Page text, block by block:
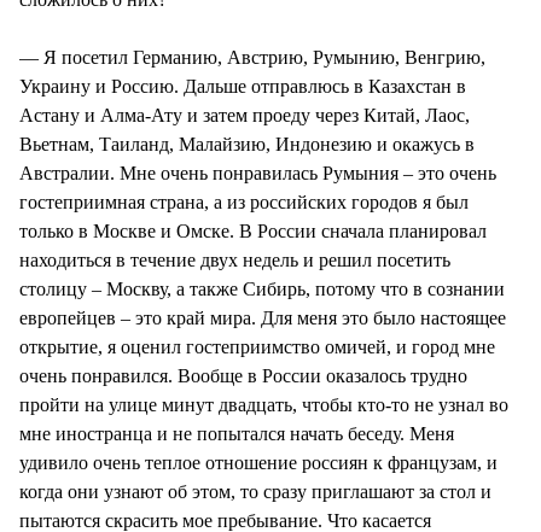
— Я посетил Германию, Австрию, Румынию, Венгрию,
Украину и Россию. Дальше отправлюсь в Казахстан в
Астану и Алма-Ату и затем проеду через Китай, Лаос,
Вьетнам, Таиланд, Малайзию, Индонезию и окажусь в
Австралии. Мне очень понравилась Румыния – это очень
гостеприимная страна, а из российских городов я был
только в Москве и Омске. В России сначала планировал
находиться в течение двух недель и решил посетить
столицу – Москву, а также Сибирь, потому что в сознании
европейцев – это край мира. Для меня это было настоящее
открытие, я оценил гостеприимство омичей, и город мне
очень понравился. Вообще в России оказалось трудно
пройти на улице минут двадцать, чтобы кто-то не узнал во
мне иностранца и не попытался начать беседу. Меня
удивило очень теплое отношение россиян к французам, и
когда они узнают об этом, то сразу приглашают за стол и
пытаются скрасить мое пребывание. Что касается